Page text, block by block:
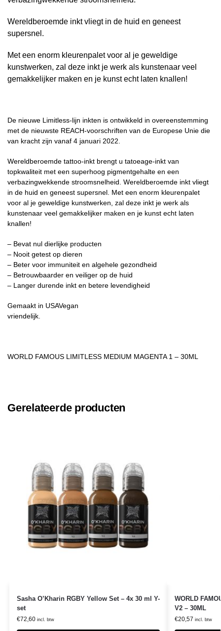
Wereldberoemde inkt vliegt in de huid en geneest
supersnel.
Met een enorm kleurenpalet voor al je geweldige
kunstwerken, zal deze inkt je werk als kunstenaar veel
gemakkelijker maken en je kunst echt laten knallen!
De nieuwe Limitless-lijn inkten is ontwikkeld in overeenstemming
met de nieuwste REACH-voorschriften van de Europese Unie die
van kracht zijn vanaf 4 januari 2022.
Wereldberoemde tattoo-inkt brengt u tatoeage-inkt van
topkwaliteit met een superhoog pigmentgehalte en een
verbazingwekkende stroomsnelheid. Wereldberoemde inkt vliegt
in de huid en geneest supersnel. Met een enorm kleurenpalet
voor al je geweldige kunstwerken, zal deze inkt je werk als
kunstenaar veel gemakkelijker maken en je kunst echt laten
knallen!
– Bevat nul dierlijke producten
– Nooit getest op dieren
– Beter voor immuniteit en algehele gezondheid
– Betrouwbaarder en veiliger op de huid
– Langer durende inkt en betere levendigheid
Gemaakt in USAVegan
vriendelijk.
WORLD FAMOUS LIMITLESS MEDIUM MAGENTA 1 – 30ML
Gerelateerde producten
Sasha O’Kharin RGBY Yellow Set – 4x 30 ml Y-
set
€72,60 incl. btw
WORLD
V2 – 30ML
€20,57 incl. btw